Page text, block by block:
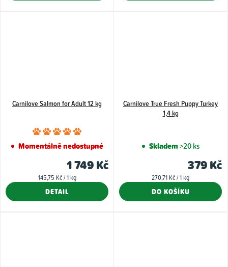
Carnilove Salmon for Adult 12 kg
Průměrné
hodnocení
je
5,0
Momentálně nedostupné
1 749 Kč
Měrná
145,75 Kč / 1 kg
DETAIL
Carnilove True Fresh Puppy Turkey
1,4 kg
Skladem>20 ks
379 Kč
Měrná
270,71 Kč / 1 kg
DO KOŠÍKU